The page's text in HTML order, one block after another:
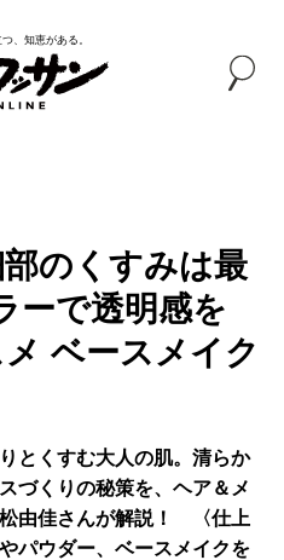
、知恵がある。
部のくすみは最
ーで透明感を
ベースメイク
とくすむ大人の肌。清らか
づくりの秘策を、ヘア＆メ
由佳さんが解説！ 〈仕上
パウダー、ベースメイクを